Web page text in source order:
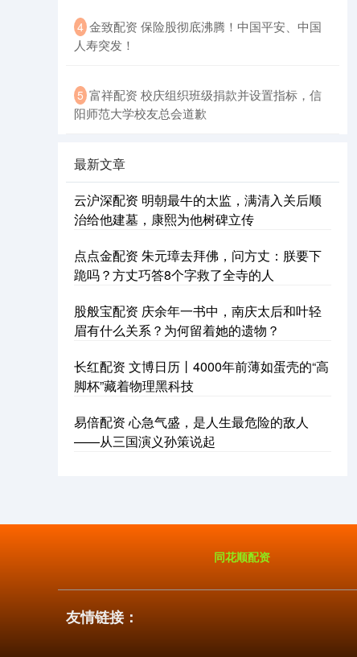
4 金致配资 保险股彻底沸腾！中国平安、中国
人寿突发！
5 富祥配资 校庆组织班级捐款并设置指标，信
阳师范大学校友总会道歉
最新文章
云沪深配资 明朝最牛的太监，满清入关后顺
治给他建墓，康熙为他树碑立传
点点金配资 朱元璋去拜佛，问方丈：朕要下
跪吗？方丈巧答8个字救了全寺的人
股般宝配资 庆余年一书中，南庆太后和叶轻
眉有什么关系？为何留着她的遗物？
长红配资 文博日历丨4000年前薄如蛋壳的“高
脚杯”藏着物理黑科技
易倍配资 心急气盛，是人生最危险的敌人
——从三国演义孙策说起
同花顺配资
友情链接：